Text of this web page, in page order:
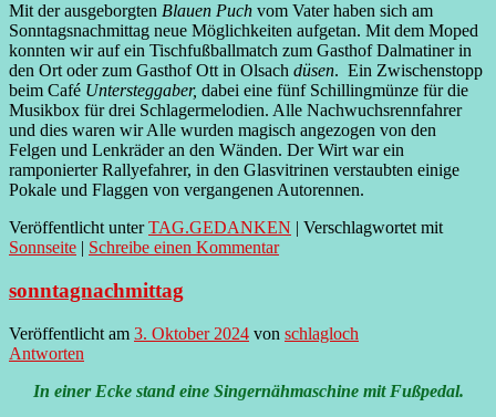
Mit der ausgeborgten Blauen Puch vom Vater haben sich am
Sonntagsnachmittag neue Möglichkeiten aufgetan. Mit dem Moped
konnten wir auf ein Tischfußballmatch zum Gasthof Dalmatiner in
den Ort oder zum Gasthof Ott in Olsach düsen. Ein Zwischenstopp
beim Café Untersteggaber, dabei eine fünf Schillingmünze für die
Musikbox für drei Schlagermelodien. Alle Nachwuchsrennfahrer
und dies waren wir Alle wurden magisch angezogen von den
Felgen und Lenkräder an den Wänden. Der Wirt war ein
ramponierter Rallyefahrer, in den Glasvitrinen verstaubten einige
Pokale und Flaggen von vergangenen Autorennen.
Veröffentlicht unter TAG.GEDANKEN | Verschlagwortet mit
Sonnseite | Schreibe einen Kommentar
sonntagnachmittag
Veröffentlicht am 3. Oktober 2024 von schlagloch
Antworten
In einer Ecke stand eine Singernähmaschine mit Fußpedal.